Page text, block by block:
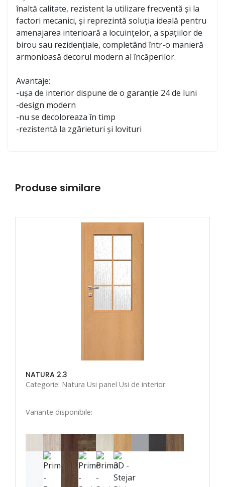
înaltă calitate, rezistent la utilizare frecventă și la
factori mecanici, și reprezintă soluția ideală pentru
amenajarea interioară a locuințelor, a spațiilor de
birou sau rezidențiale, completând într-o manieră
armonioasă decorul modern al încăperilor.
Avantaje:
-ușa de interior dispune de o garanție 24 de luni
-design modern
-nu se decoloreaza în timp
-rezistentă la zgârieturi și lovituri
Produse similare
NATURA 2.3
Categorie: Natura Usi panel Usi de interior
Variante disponibile: